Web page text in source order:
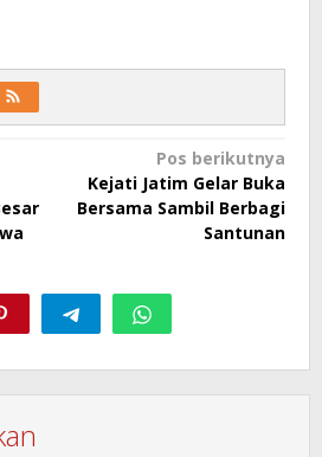
Pos berikutnya
Kejati Jatim Gelar Buka
Bersama Sambil Berbagi
Santunan